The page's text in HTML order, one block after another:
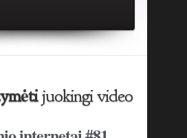
juokingi video